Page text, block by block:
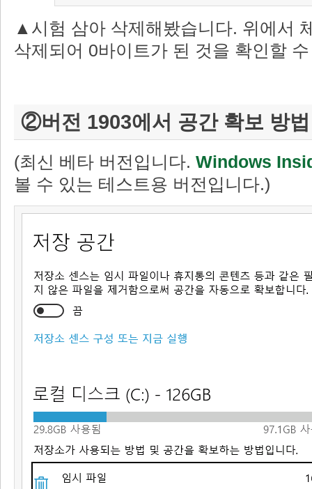
▲시험 삼아 삭제해봤습니다. 위에서
삭제되어 0바이트가 된 것을 확인할
②버전 1903에서 공간 확보 방법
(최신 베타 버전입니다. Windows
볼 수 있는 테스트용 버전입니다.)